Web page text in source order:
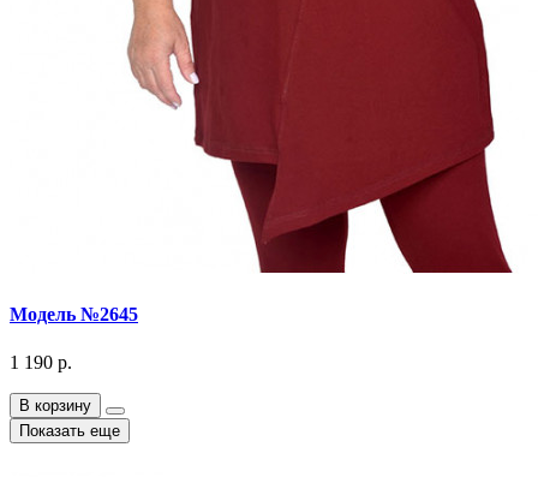
Модель №2645
1 190 р.
В корзину
Показать еще